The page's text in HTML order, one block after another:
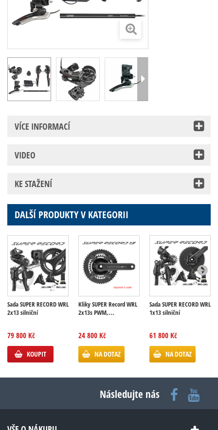
VÍCE INFORMACÍ
VIDEO
KE STAŽENÍ
DALŠÍ PRODUKTY V KATEGORII
Sada SUPER RECORD WRL
2x13 silniční
79 800 Kč
KOUPIT
Kliky SUPER Record WRL
2x13s PWM,...
24 800 Kč
NA DOTAZ
Sada SUPER RECORD WRL
1x13 silniční
61 800 Kč
NA DOTAZ
Následujte nás